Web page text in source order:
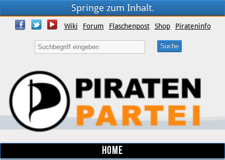
Springe zum Inhalt.
Wiki Forum Flaschenpost Shop Pirateninfo
Home